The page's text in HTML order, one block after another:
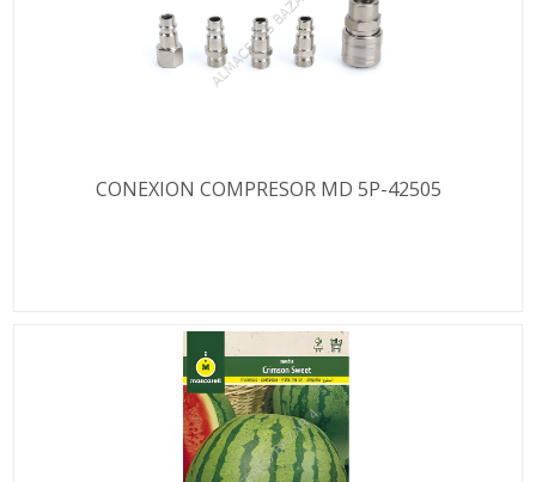
CONEXION COMPRESOR MD 5P-42505